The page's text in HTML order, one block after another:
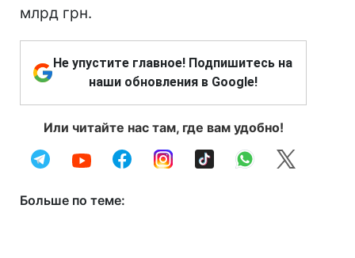
млрд грн.
Не упустите главное! Подпишитесь на
наши обновления в Google!
Или читайте нас там, где вам удобно!
Больше по теме: